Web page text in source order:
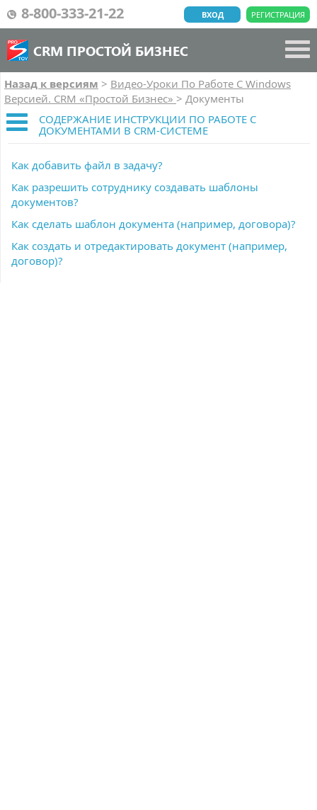
8-800-333-21-22 РЕГИСТРАЦИЯ
ВХОД
CRM ПРОСТОЙ БИЗНЕС
Назад к версиям > Видео-Уроки По Работе C Windows
Версией. CRM «Простой Бизнес» > Документы
СОДЕРЖАНИЕ ИНСТРУКЦИИ ПО РАБОТЕ С
ДОКУМЕНТАМИ В CRM-СИСТЕМЕ
Как добавить файл в задачу?
Как разрешить сотруднику создавать шаблоны
документов?
Как сделать шаблон документа (например, договора)?
Как создать и отредактировать документ (например,
договор)?